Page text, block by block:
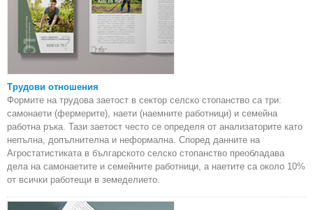
Трудови отношения
Формите на трудова заетост в сектор селско стопанство са три:
самонаети (фермерите), наети (наемните работници) и семейна
работна ръка. Тази заетост често се определя от анализаторите като
непълна, допълнителна и неформална. Според данните на
Агростатистиката в българското селско стопанство преобладава
дела на самонаетите и семейните работници, а наетите са около 10%
от всички работещи в земеделието.